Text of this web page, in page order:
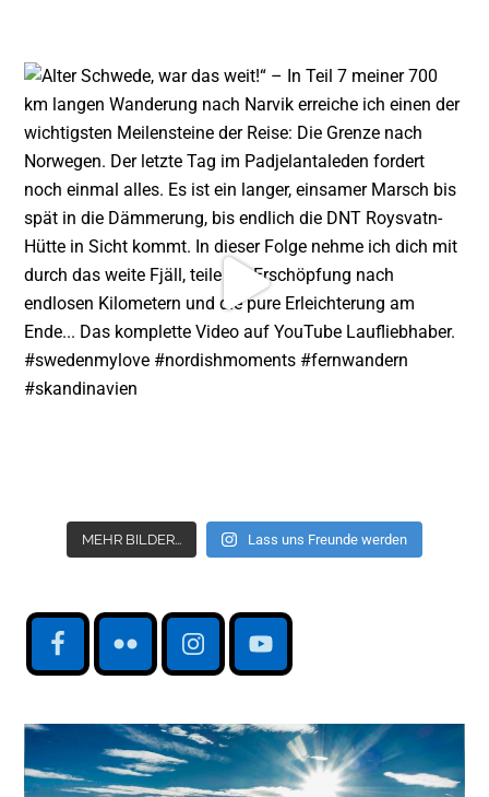
MEHR BILDER... Lass uns Freunde werden